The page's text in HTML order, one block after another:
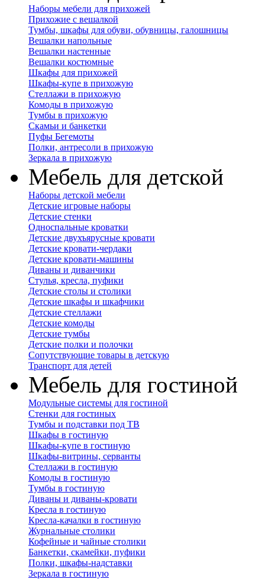
Наборы мебели для прихожей
Прихожие с вешалкой
Тумбы, шкафы для обуви, обувницы, галошницы
Вешалки напольные
Вешалки настенные
Вешалки костюмные
Шкафы для прихожей
Шкафы-купе в прихожую
Стеллажи в прихожую
Комоды в прихожую
Тумбы в прихожую
Скамьи и банкетки
Пуфы Бегемоты
Полки, антресоли в прихожую
Зеркала в прихожую
Мебель для детской
Наборы детской мебели
Детские игровые наборы
Детские стенки
Односпальные кроватки
Детские двухъярусные кровати
Детские кровати-чердаки
Детские кровати-машины
Диваны и диванчики
Стулья, кресла, пуфики
Детские столы и столики
Детские шкафы и шкафчики
Детские стеллажи
Детские комоды
Детские тумбы
Детские полки и полочки
Сопутствующие товары в детскую
Транспорт для детей
Мебель для гостиной
Модульные системы для гостиной
Стенки для гостиных
Тумбы и подставки под ТВ
Шкафы в гостиную
Шкафы-купе в гостиную
Шкафы-витрины, серванты
Стеллажи в гостиную
Комоды в гостиную
Тумбы в гостиную
Диваны и диваны-кровати
Кресла в гостиную
Кресла-качалки в гостиную
Журнальные столики
Кофейные и чайные столики
Банкетки, скамейки, пуфики
Полки, шкафы-надставки
Зеркала в гостиную